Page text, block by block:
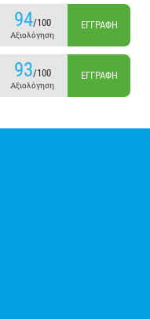
94/100
Αξιολόγηση
ΕΓΓΡΑΦΉ
93/100
Αξιολόγηση
ΕΓΓΡΑΦΉ